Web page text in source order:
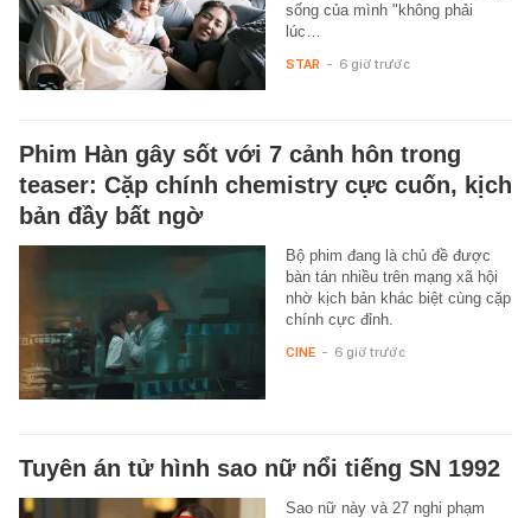
sống của mình "không phải
lúc…
STAR - 6 giờ trước
Phim Hàn gây sốt với 7 cảnh hôn trong
teaser: Cặp chính chemistry cực cuốn, kịch
bản đầy bất ngờ
Bộ phim đang là chủ đề được
bàn tán nhiều trên mạng xã hội
nhờ kịch bản khác biệt cùng cặp
chính cực đỉnh.
CINE - 6 giờ trước
Tuyên án tử hình sao nữ nổi tiếng SN 1992
Sao nữ này và 27 nghi phạm